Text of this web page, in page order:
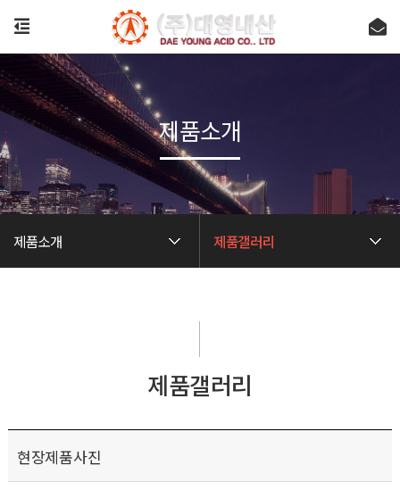
제품소개 제품갤러리
제품소개
제품갤러리
현장제품사진